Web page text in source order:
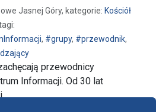
Jasnej Góry, kategorie: Kościół
, #grupy, #przewodnik,
przewodnicy
Informacji. Od 30 lat
…